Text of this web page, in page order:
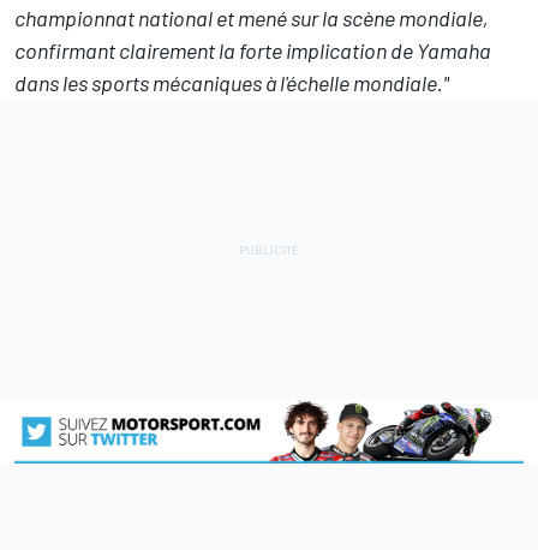
championnat national et mené sur la scène mondiale,
confirmant clairement la forte implication de Yamaha
dans les sports mécaniques à l'échelle mondiale."